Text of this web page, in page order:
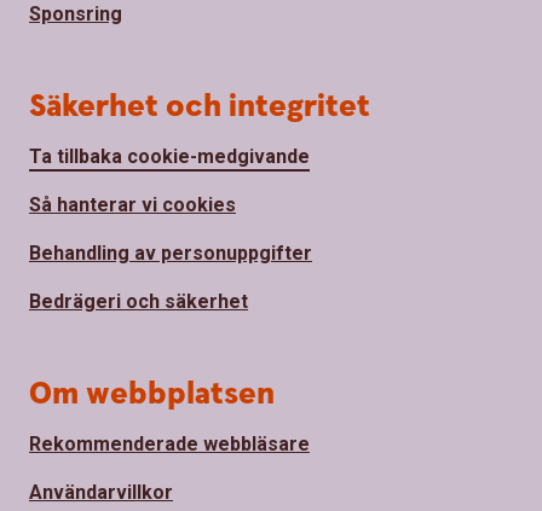
Sponsring
Säkerhet och integritet
Ta tillbaka cookie-medgivande
Så hanterar vi cookies
Behandling av personuppgifter
Bedrägeri och säkerhet
Om webbplatsen
Rekommenderade webbläsare
Användarvillkor